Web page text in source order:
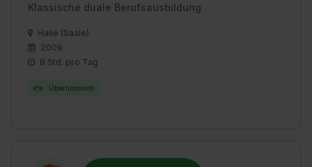
Klassische duale Berufsausbildung
Halle (Saale)
2009
8 Std. pro Tag
Übernommen